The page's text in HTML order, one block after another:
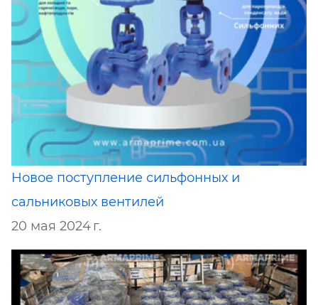
Новое поступление сильфонных и
сальниковых вентилей
20 мая 2024 г.